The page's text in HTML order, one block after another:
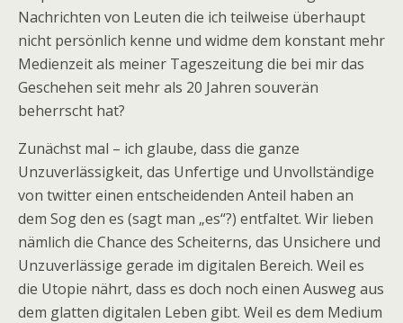
Nachrichten von Leuten die ich teilweise überhaupt
nicht persönlich kenne und widme dem konstant mehr
Medienzeit als meiner Tageszeitung die bei mir das
Geschehen seit mehr als 20 Jahren souverän
beherrscht hat?
Zunächst mal – ich glaube, dass die ganze
Unzuverlässigkeit, das Unfertige und Unvollständige
von twitter einen entscheidenden Anteil haben an
dem Sog den es (sagt man „es“?) entfaltet. Wir lieben
nämlich die Chance des Scheiterns, das Unsichere und
Unzuverlässige gerade im digitalen Bereich. Weil es
die Utopie nährt, dass es doch noch einen Ausweg aus
dem glatten digitalen Leben gibt. Weil es dem Medium